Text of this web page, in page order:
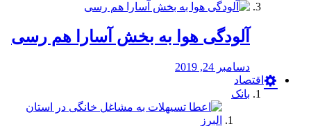
آلودگی هوا به بخش آسارا هم رسی
دسامبر 24, 2019
اقتصاد
بانک